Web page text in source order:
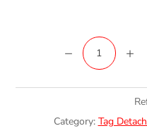
Fors
Category: Tag